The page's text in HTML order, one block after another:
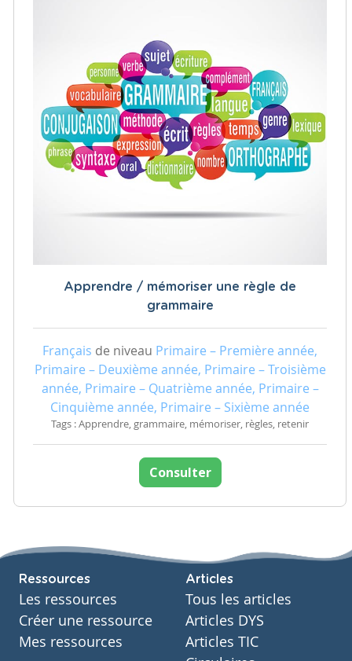
Apprendre / mémoriser une règle de
grammaire
Français de niveau Primaire – Première année,
Primaire – Deuxième année, Primaire – Troisième
année, Primaire – Quatrième année, Primaire –
Cinquième année, Primaire – Sixième année
Tags : Apprendre, grammaire, mémoriser, règles, retenir
Consulter
Ressources
Les ressources
Créer une ressource
Mes ressources
Articles
Tous les articles
Articles DYS
Articles TIC